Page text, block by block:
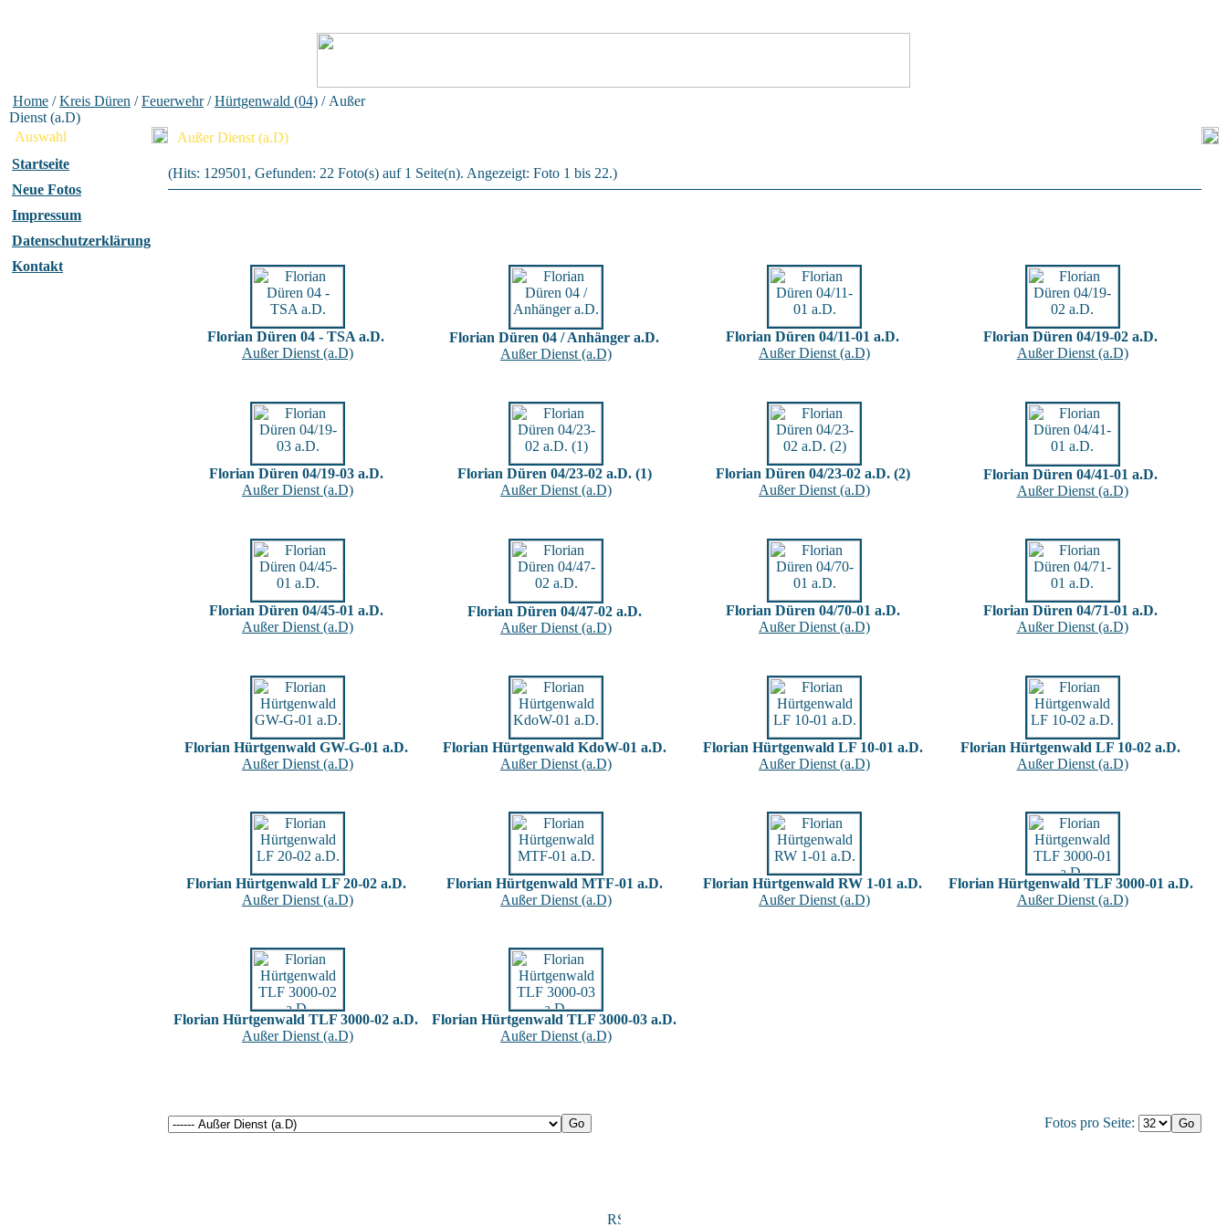
Home /Kreis Düren /Feuerwehr/Hürtgenwald (04) / Außer
Dienst (a.D)
Auswahl
Startseite
Neue Fotos
Impressum
Datenschutzerklärung
Kontakt
Außer Dienst (a.D)
(Hits: 129501, Gefunden: 22 Foto(s) auf 1 Seite(n). Angezeigt: Foto 1 bis 22.)
Florian Düren 04 - TSA a.D.
Außer Dienst (a.D)
Florian Düren 04 / Anhänger a.D.
Außer Dienst (a.D)
Florian Düren 04/11-01 a.D.
Außer Dienst (a.D)
Florian Düren 04/19-02 a.D.
Außer Dienst (a.D)
Florian Düren 04/19-03 a.D.
Außer Dienst (a.D)
Florian Düren 04/23-02 a.D. (1)
Außer Dienst (a.D)
Florian Düren 04/23-02 a.D. (2)
Außer Dienst (a.D)
Florian Düren 04/41-01 a.D.
Außer Dienst (a.D)
Florian Düren 04/45-01 a.D.
Außer Dienst (a.D)
Florian Düren 04/47-02 a.D.
Außer Dienst (a.D)
Florian Düren 04/70-01 a.D.
Außer Dienst (a.D)
Florian Düren 04/71-01 a.D.
Außer Dienst (a.D)
Florian Hürtgenwald GW-G-01 a.D.
Außer Dienst (a.D)
Florian Hürtgenwald KdoW-01 a.D.
Außer Dienst (a.D)
Florian Hürtgenwald LF 10-01 a.D.
Außer Dienst (a.D)
Florian Hürtgenwald LF 10-02 a.D.
Außer Dienst (a.D)
Florian Hürtgenwald LF 20-02 a.D.
Außer Dienst (a.D)
Florian Hürtgenwald MTF-01 a.D.
Außer Dienst (a.D)
Florian Hürtgenwald RW 1-01 a.D.
Außer Dienst (a.D)
Florian Hürtgenwald TLF 3000-01 a.D.
Außer Dienst (a.D)
Florian Hürtgenwald TLF 3000-02 a.D.
Außer Dienst (a.D)
Florian Hürtgenwald TLF 3000-03 a.D.
Außer Dienst (a.D)
Fotos pro Seite: